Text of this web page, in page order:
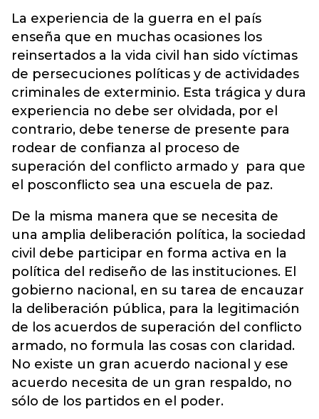
La experiencia de la guerra en el país
enseña que en muchas ocasiones los
reinsertados a la vida civil han sido víctimas
de persecuciones políticas y de actividades
criminales de exterminio. Esta trágica y dura
experiencia no debe ser olvidada, por el
contrario, debe tenerse de presente para
rodear de confianza al proceso de
superación del conflicto armado y para que
el posconflicto sea una escuela de paz.
De la misma manera que se necesita de
una amplia deliberación política, la sociedad
civil debe participar en forma activa en la
política del rediseño de las instituciones. El
gobierno nacional, en su tarea de encauzar
la deliberación pública, para la legitimación
de los acuerdos de superación del conflicto
armado, no formula las cosas con claridad.
No existe un gran acuerdo nacional y ese
acuerdo necesita de un gran respaldo, no
sólo de los partidos en el poder.